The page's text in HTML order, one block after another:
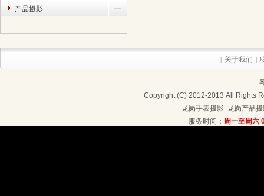
产品摄影
Copyright (C) 2012-2013 All Rights
龙岗手表摄影 龙岗产品
服务时间： 周一至周六
| 关于我们 |